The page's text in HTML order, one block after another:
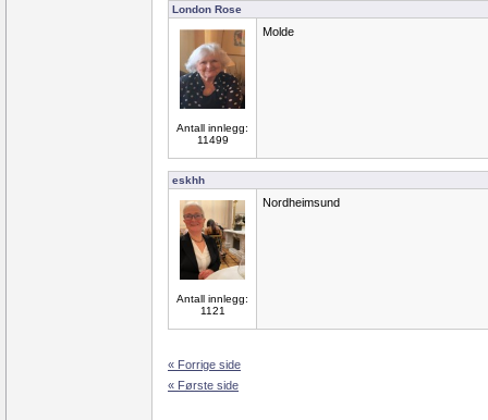
London Rose
Antall innlegg:
11499
Molde
eskhh
Antall innlegg:
1121
Nordheimsund
« Forrige side
« Første side